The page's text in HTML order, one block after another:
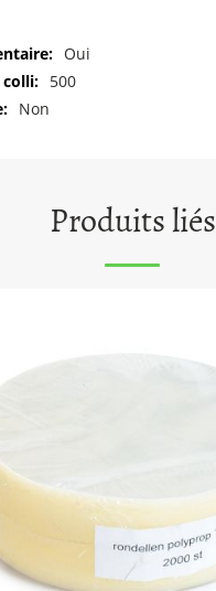
Oui
500
Non
Produits liés